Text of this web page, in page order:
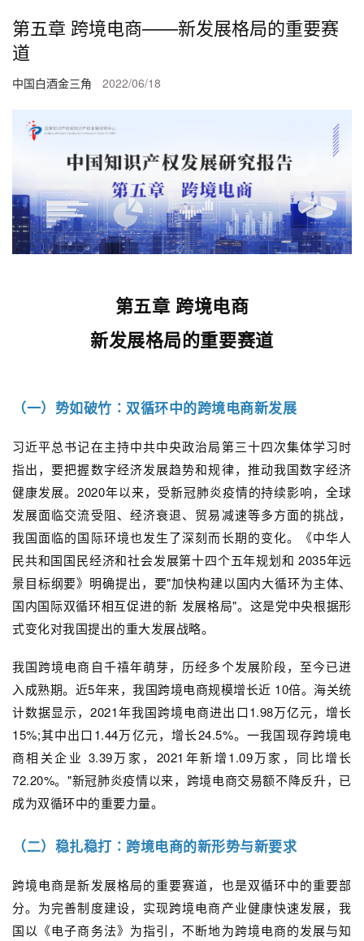
第五章 跨境电商——新发展格局的重要赛
道
中国白酒金三角 2022/06/18
第五章 跨境电商
新发展格局的重要赛道
（一）势如破竹∶双循环中的跨境电商新发展
习近平总书记在主持中共中央政治局第三十四次集体学习时
指出，要把握数字经济发展趋势和规律，推动我国数字经济
健康发展。2020年以来，受新冠肺炎疫情的持续影响，全球
发展面临交流受阻、经济衰退、贸易减速等多方面的挑战，
我国面临的国际环境也发生了深刻而长期的变化。《中华人
民共和国国民经济和社会发展第十四个五年规划和 2035年远
景目标纲要》明确提出，要"加快构建以国内大循环为主体、
国内国际双循环相互促进的新 发展格局"。这是党中央根据形
式变化对我国提出的重大发展战略。
我国跨境电商自千禧年萌芽，历经多个发展阶段，至今已进
入成熟期。近5年来，我国跨境电商规模增长近 10倍。海关统
计数据显示，2021年我国跨境电商进出口1.98万亿元，增长
15%;其中出口1.44万亿元，增长24.5%。一我国现存跨境电
商相关企业 3.39万家，2021年新增1.09万家，同比增长
72.20%。"新冠肺炎疫情以来，跨境电商交易额不降反升，已
成为双循环中的重要力量。
（二）稳扎稳打∶跨境电商的新形势与新要求
跨境电商是新发展格局的重要赛道，也是双循环中的重要部
分。为完善制度建设，实现跨境电商产业健康快速发展，我
国以《电子商务法》为指引，不断地为跨境电商的发展与知